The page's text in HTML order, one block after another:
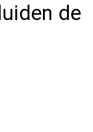
de